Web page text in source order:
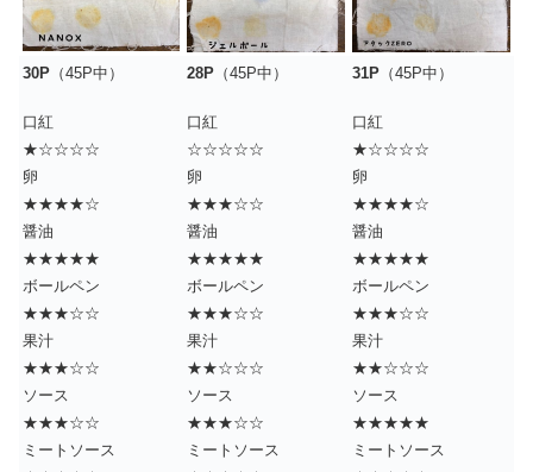
30P （45P中）
口紅
★☆☆☆☆
卵
★★★★☆
醤油
★★★★★
ボールペン
★★★☆☆
果汁
★★★☆☆
ソース
★★★☆☆
ミートソース
28P （45P中）
口紅
☆☆☆☆☆
卵
★★★☆☆
醤油
★★★★★
ボールペン
★★★☆☆
果汁
★★☆☆☆
ソース
★★★☆☆
ミートソース
31P （45P中）
口紅
★☆☆☆☆
卵
★★★★☆
醤油
★★★★★
ボールペン
★★★☆☆
果汁
★★☆☆☆
ソース
★★★★★
ミートソース